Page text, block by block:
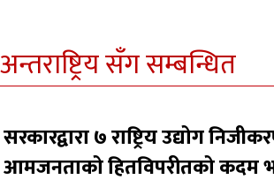
अन्तराष्ट्रिय सँग सम्बन्धित
सरकारद्वारा ७ राष्ट्रिय उद्योग
आमजनताको हितविपरीतको कदम